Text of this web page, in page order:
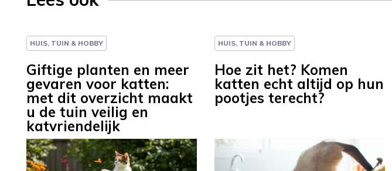
HUIS, TUIN & HOBBY
Giftige planten en meer
gevaren voor katten:
met dit overzicht maakt
u de tuin veilig en
katvriendelijk
HUIS, TUIN & HOBBY
Hoe zit het? Komen
katten echt altijd op hun
pootjes terecht?